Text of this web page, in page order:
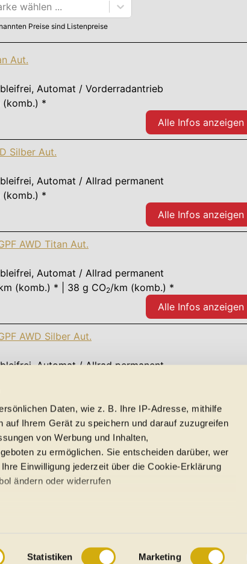
Daten, wie z. B. Ihre IP-Adresse, mithilfe
Ihrem Gerät zu speichern und darauf zuzugreifen
von Werbung und Inhalten,
zu ermöglichen. Sie entscheiden darüber, wer
Einwilligung jederzeit über die Cookie-Erklärung
ändern oder widerrufen
verarbeitet werden, und legen Sie Ihre
Statistiken Marketing
wählen ...
Preise sind Listenpreise
Aut.
Automat / Vorderradantrieb
(komb.) *
Alle Infos anzeigen
Silber Aut.
Automat / Allrad permanent
(komb.) *
Alle Infos anzeigen
AWD Titan Aut.
Automat / Allrad permanent
(komb.) * | 38 g CO2/km (komb.) *
Alle Infos anzeigen
AWD Silber Aut.
Automat / Allrad permanent
Mehr anzeigen